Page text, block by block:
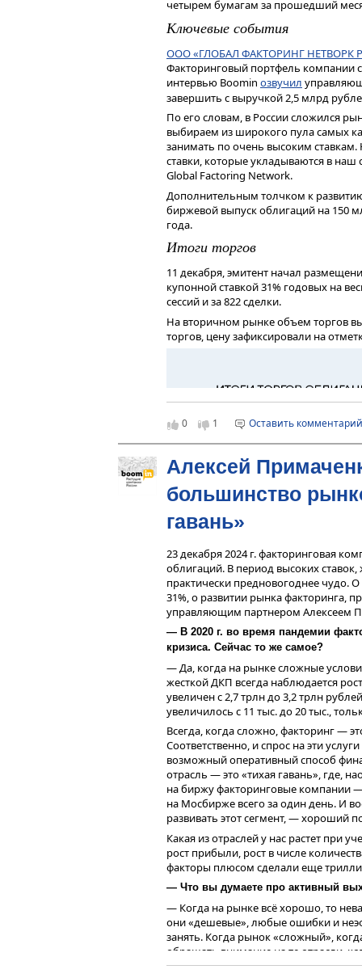
Рынок краудфандинга
Краудфандинг – вид
размещают информацию о своем
России краудфандинг, как и в
краудлендингом и
Краудинвестинг – привлечение
уставном капитале,
пока еще не получил
Краудлендинг – финансирование
оборотных средств.
Конкурентное
Сегмент краудлендинга в России
рынка. Среди ключевых
«Поток.Диджитал» (24.7%), ООО
В 2023 году совокупный объем
За аналогичный период на
портфеля заемщика составил 0.6
5.4%. Повсеместный рост
163 млн. руб. в 2022 до 595 млн. руб.
руб. выручки в 2030 году при EBITDA
Оценка компании
Для оценки компании использовался
оценки стоимости компании
терминальной стоимости: (а) Gordon
компания находится в стадии
Стоимость компании (Enterprise
акционерного капитала составляет
мультипликатору EV / Выручка ’24
составляют диапазон от 5.1x до 5.5x.
О компании
Ключевые этапы в
четырем бумагам за прошедший
Ключевые события
ООО «ГЛОБАЛ ФАКТОРИНГ НЕТВОРК
Факторинговый портфель компании
интервью Boomin озвучил
завершить с выручкой 2,5 млрд
По его словам, в России сложился
выбираем из широкого пула самых
занимать по очень высоким ставкам.
ставки, которые укладываются в
Global Factoring Network.
Дополнительным толчком к
биржевой выпуск облигаций на 150
года.
Итоги торгов
11 декабря, эмитент начал
купонной ставкой 31% годовых на
сессий и за 822 сделки.
На вторичном рынке объем торгов
торгов, цену зафиксировали на
Высокая ликвидность сохраняется у
27% выше ноябрьского результата.
цену зафиксировали на отметке
0 1 Оставить комментарий
Алексей
большинство
гавань»
23 декабря 2024 г. факторинговая
облигаций. В период высоких
практически предновогоднее чудо.
31%, о развитии рынка факторинга,
управляющим партнером Алексеем
— В 2020 г. во время пандемии
кризиса. Сейчас то же самое?
— Да, когда на рынке сложные
жесткой ДКП всегда наблюдается
увеличен с 2,7 трлн до 3,2 трлн
увеличилось с 11 тыс. до 20 тыс.,
Всегда, когда сложно, факторинг —
Соответственно, и спрос на эти
возможный оперативный способ
отрасль — это «тихая гавань», где,
на биржу факторинговые компании
на Мосбирже всего за один день. И
развивать этот сегмент, — хороший
Какая из отраслей у нас растет при
рост прибыли, рост в числе
факторы плюсом сделали еще
— Что вы думаете про активный
— Когда на рынке всё хорошо, то
они «дешевые», любые ошибки и
занять. Когда рынок «сложный»,
обращать внимание на те отрасли,
коллекшн, IT, а также всё, что